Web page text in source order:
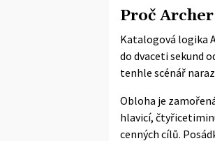
Proč
Katalogová logika
do dvaceti sekund
tenhle scénář
Obloha je
hlavicí,
cenných cílů.